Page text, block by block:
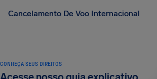
Cancelamento De Voo Internacional
CONHEÇA SEUS DIREITOS